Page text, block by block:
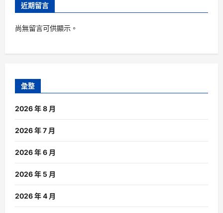
近期留言
尚無留言可供顯示。
彙整
2026 年 8 月
2026 年 7 月
2026 年 6 月
2026 年 5 月
2026 年 4 月